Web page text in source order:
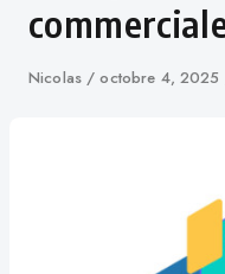
Auteur
Nicolas
Publié
octobre 4, 2025